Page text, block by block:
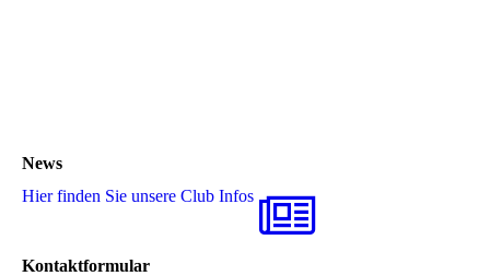
News
Hier finden Sie unsere Club Infos
Kontaktformular